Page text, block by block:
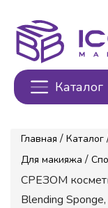
Каталог
Главная / Каталог
Для макияжа /
СРЕЗОМ
Blending